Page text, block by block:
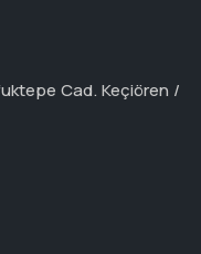
Cad. Keçiören /